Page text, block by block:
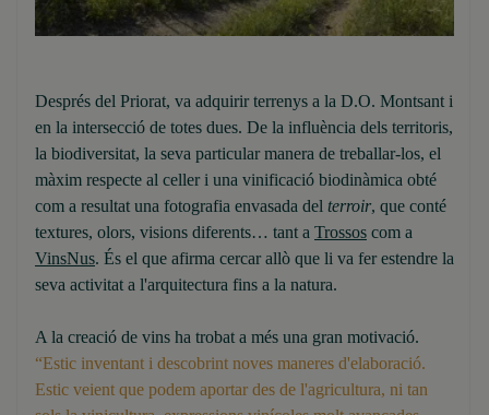
Després del Priorat, va adquirir terrenys a la D.O. Montsant i
en la intersecció de totes dues. De la influència dels territoris,
la biodiversitat, la seva particular manera de treballar-los, el
màxim respecte al celler i una vinificació biodinàmica obté
com a resultat una fotografia envasada del terroir, que conté
textures, olors, visions diferents… tant a Trossos com a
VinsNus. És el que afirma cercar allò que li va fer estendre la
seva activitat a l'arquitectura fins a la natura.
A la creació de vins ha trobat a més una gran motivació.
“Estic inventant i descobrint noves maneres d'elaboració.
Estic veient que podem aportar des de l'agricultura, ni tan